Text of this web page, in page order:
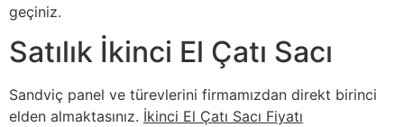
geçiniz.
Satılık İkinci El Çatı Sacı
Sandviç panel ve türevlerini firmamızdan direkt birinci
elden almaktasınız. İkinci El Çatı Sacı Fiyatı